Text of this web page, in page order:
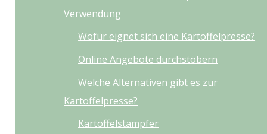
Verwendung
Wofür eignet sich eine Kartoffelpresse?
Online Angebote durchstöbern
Welche Alternativen gibt es zur
Kartoffelpresse?
Kartoffelstampfer